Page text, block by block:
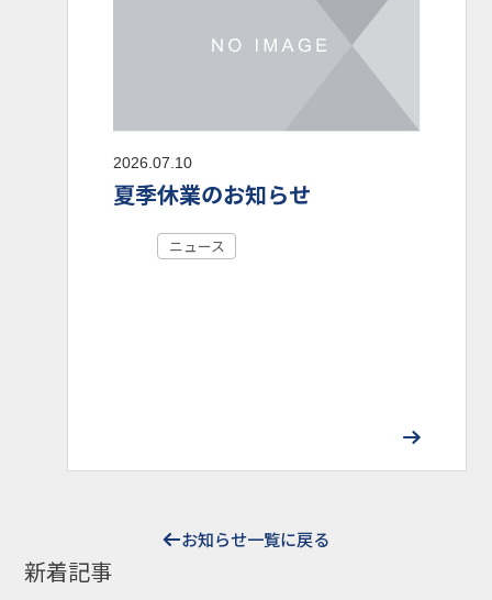
2026.07.10
夏季休業のお知らせ
ニュース
お知らせ一覧に戻る
新着記事